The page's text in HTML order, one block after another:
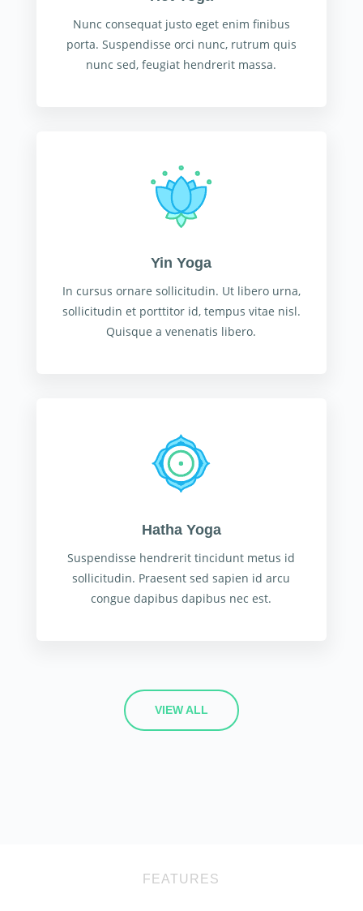
Nunc consequat justo eget enim finibus
porta. Suspendisse orci nunc, rutrum quis
nunc sed, feugiat hendrerit massa.
Yin Yoga
In cursus ornare sollicitudin. Ut libero urna,
sollicitudin et porttitor id, tempus vitae nisl.
Quisque a venenatis libero.
Hatha Yoga
Suspendisse hendrerit tincidunt metus id
sollicitudin. Praesent sed sapien id arcu
congue dapibus dapibus nec est.
VIEW ALL
FEATURES